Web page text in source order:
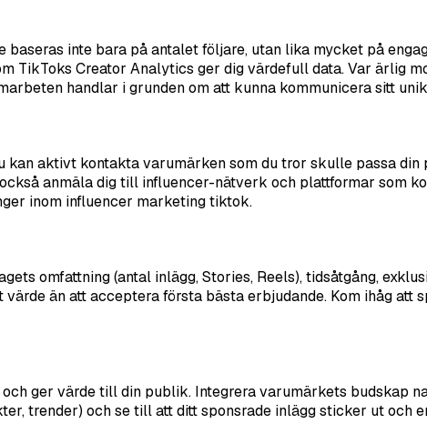
inte bara på antalet följare, utan lika mycket på
TikToks Creator Analytics ger dig värdefull data. Var ärlig
handlar i grunden om att kunna kommunicera sitt
aktivt kontakta varumärken som du tror skulle passa
anmäla dig till influencer-nätverk och plattformar som
inom influencer marketing tiktok.
omfattning (antal inlägg, Stories, Reels), tidsåtgång,
än att acceptera första bästa erbjudande. Kom ihåg att
ger värde till din publik. Integrera varumärkets budskap
trender) och se till att ditt sponsrade inlägg sticker ut och